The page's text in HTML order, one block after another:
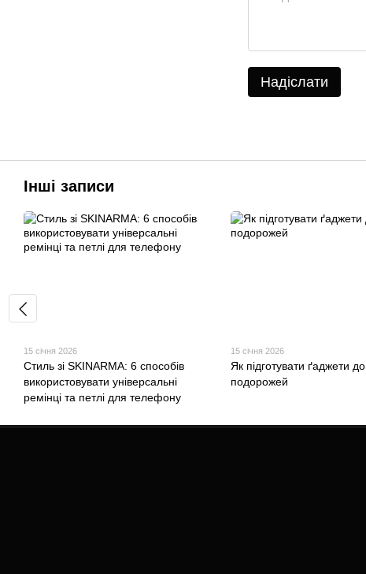
Надіслати
Інші записи
15 січня 2026
Стиль зі SKINARMA: 6 способів
використовувати універсальні
ремінці та петлі для телефону
15 січня 2026
Як підготувати ґаджети до
подорожей